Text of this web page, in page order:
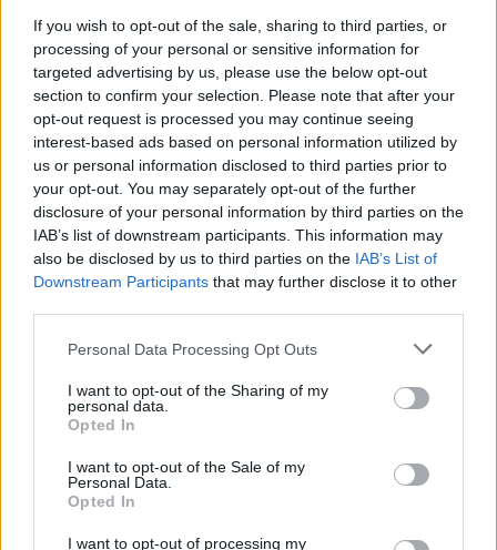
If you wish to opt-out of the sale, sharing to third parties, or
processing of your personal or sensitive information for
targeted advertising by us, please use the below opt-out
section to confirm your selection. Please note that after your
opt-out request is processed you may continue seeing
interest-based ads based on personal information utilized by
us or personal information disclosed to third parties prior to
your opt-out. You may separately opt-out of the further
disclosure of your personal information by third parties on the
IAB’s list of downstream participants. This information may
also be disclosed by us to third parties on the IAB’s List of
Downstream Participants that may further disclose it to other
Please note that this website/app uses one or more Google
not limited to your visit or usage behaviour. You may click to
grant or deny consent to Google and its third-party tags to
use your data for below specified purposes in below Google
consent section.
Personal Data Processing Opt Outs
I want to opt-out of the Sharing of my
personal data.
Opted In
I want to opt-out of the Sale of my
Personal Data.
Opted In
I want to opt-out of processing my